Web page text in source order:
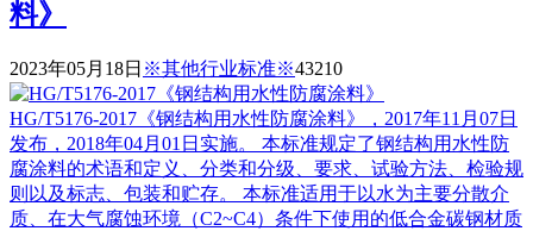
料》
2023年05月18日 ※其他行业标准※43210
HG/T5176-2017《钢结构用水性防腐涂料》，2017年11月07日
发布，2018年04月01日实施。 本标准规定了钢结构用水性防
腐涂料的术语和定义、分类和分级、要求、试验方法、检验规
则以及标志、包装和贮存。 本标准适用于以水为主要分散介
质、在大气腐蚀环境（C2~C4）条件下使用的低合金碳钢材质